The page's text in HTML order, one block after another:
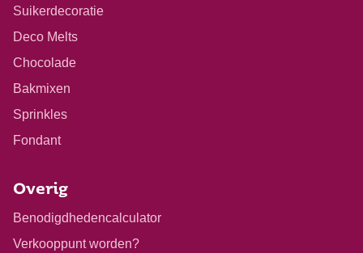
Suikerdecoratie
Deco Melts
Chocolade
Bakmixen
Sprinkles
Fondant
Overig
Benodigdhedencalculator
Verkooppunt worden?